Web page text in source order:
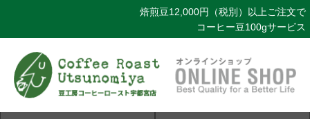
焙煎豆12,000円（税別）以上ご注文で
コーヒー豆100gサービス